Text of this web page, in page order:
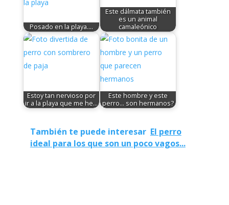
Posado en la playa....
Este dálmata también
es un animal
camaleónico
Estoy tan nervioso por
ir a la playa que me he…
Este hombre y este
perro... son hermanos?
También te puede interesar El perro
ideal para los que son un poco vagos...